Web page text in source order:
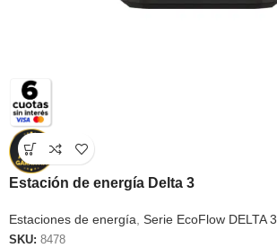
Estación de energía Delta 3
Estaciones de energía Serie EcoFlow DELTA 3
SKU: 8478